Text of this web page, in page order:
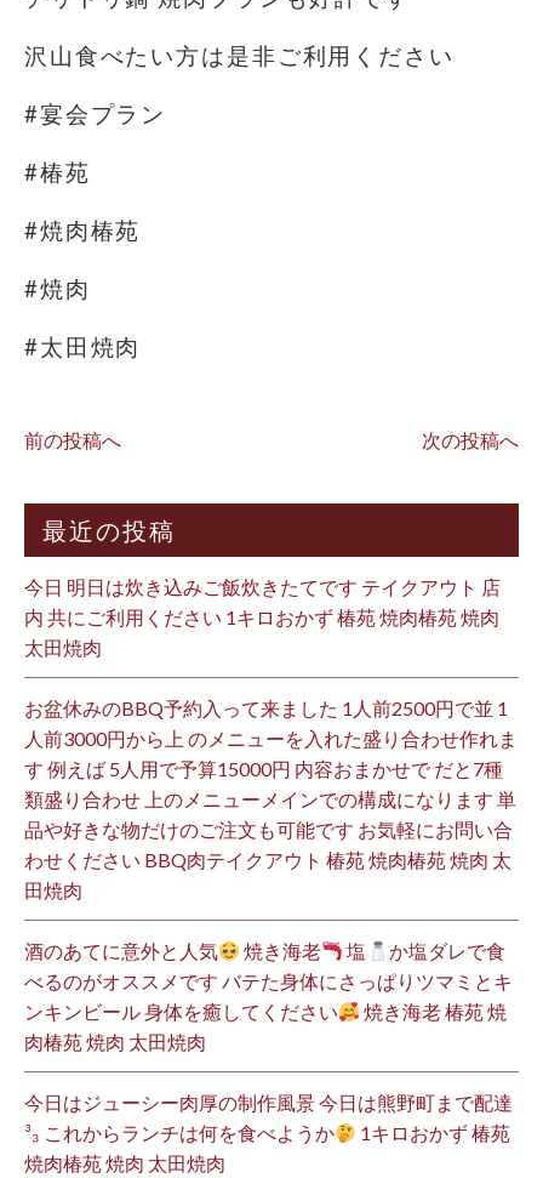
沢山食べたい方は是非ご利用ください
#宴会プラン
#椿苑
#焼肉椿苑
#焼肉
#太田焼肉
前の投稿へ 次の投稿へ
最近の投稿
今日 明日は炊き込みご飯炊きたてです テイクアウト 店
内 共にご利用ください 1キロおかず 椿苑 焼肉椿苑 焼肉
太田焼肉
お盆休みのBBQ予約入って来ました 1人前2500円で並 1
人前3000円から上 のメニューを入れた盛り合わせ作れま
す 例えば 5人用で予算15000円 内容おまかせで だと7種
類盛り合わせ 上のメニューメインでの構成になります 単
品や好きな物だけのご注文も可能です お気軽にお問い合
わせください BBQ肉テイクアウト 椿苑 焼肉椿苑 焼肉 太
田焼肉
酒のあてに意外と人気 焼き海老 塩
か塩ダレで食
べるのがオススメです バテた身体にさっぱりツマミとキ
ンキンビール 身体を癒してください
焼き海老 椿苑 焼
肉椿苑 焼肉 太田焼肉
今日はジューシー肉厚の制作風景 今日は熊野町まで配達
³₃ これからランチは何を食べようか
1キロおかず 椿苑
焼肉椿苑 焼肉 太田焼肉